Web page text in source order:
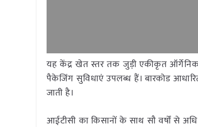
यह केंद्र खेत स्तर तक जुड़ी एकीकृत ऑर्गेनिक
पैकेजिंग सुविधाएं उपलब्ध हैं। बारकोड
जाती है।
आईटीसी का किसानों के साथ सौ वर्षों से